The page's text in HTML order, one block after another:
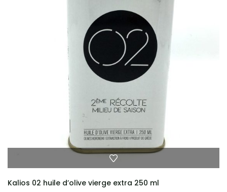
Kalios 02 huile d’olive vierge extra 250 ml